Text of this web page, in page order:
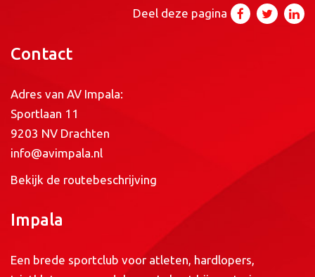
Deel deze pagina
Contact
Adres van AV Impala:
Sportlaan 11
9203 NV Drachten
info@avimpala.nl
Bekijk de routebeschrijving
Impala
Een brede sportclub voor atleten, hardlopers,